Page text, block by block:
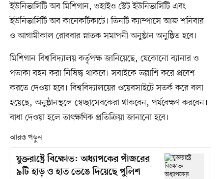
ইউনিভার্সিটি অব মিশিগান, ওহাইও স্টেট ইউনিভার্সিটি এবং
ইউনিভার্সিটি অব কানেকটিকাটে। তিনটি ক্যাম্পাসে আজ শনিবার
ও আগামীকাল রোববার স্নাতক সমাপনী অনুষ্ঠান অনুষ্ঠিত হবে।
মিশিগান বিশ্ববিদ্যালয় কর্তৃপক্ষ জানিয়েছে, যেকোনো ব্যানার ও
পতাকা বহন করা নিষিদ্ধ থাকবে। সবাইকে তল্লাশি করে প্রবেশ
করতে দেওয়া হবে। বিশ্ববিদ্যালয়ের ওয়েবসাইটে সতর্ক করে বলা
হয়েছে, অনুষ্ঠানস্থলে স্বেচ্ছাসেবকেরা থাকবেন, পর্যবেক্ষণ করবেন।
বাধা দেওয়া হলে তাৎক্ষণিক প্রতিক্রিয়া জানানো হবে।
আরও পড়ুন
যুক্তরাষ্ট্রে বিক্ষোভ: অধ্যাপকের পাঁজরের
৯টি হাড় ও হাত ভেঙে দিয়েছে পুলিশ